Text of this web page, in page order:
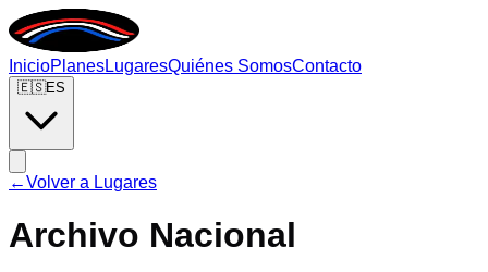
InicioPlanesLugaresQuiénes SomosContacto
🇪🇸ES
←Volver a Lugares
Archivo Nacional